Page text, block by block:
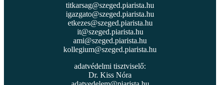
titkarsag@szeged.piarista.hu
igazgato@szeged.piarista.hu
etkezes@szeged.piarista.hu
it@szeged.piarista.hu
ami@szeged.piarista.hu
kollegium@szeged.piarista.hu
adatvédelmi tisztviselő:
Dr. Kiss Nóra